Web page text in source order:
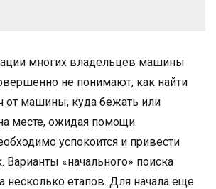
многих владельцев машины
не понимают, как найти
от машины, куда бежать или
месте, ожидая помощи.
успокоится и привести
«начального» поиска
несколько етапов. Для начала еще